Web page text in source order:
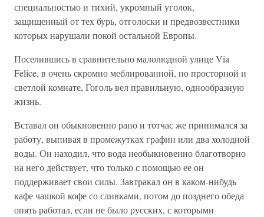
специальностью и тихий, укромный уголок,
защищенный от тех бурь, отголоски и предвозвестники
которых нарушали покой остальной Европы.
Поселившись в сравнительно малолюдной улице Via
Felice, в очень скромно меблированной, но просторной и
светлой комнате, Гоголь вел правильную, однообразную
жизнь.
Вставал он обыкновенно рано и тотчас же принимался за
работу, выпивая в промежутках графин или два холодной
воды. Он находил, что вода необыкновенно благотворно
на него действует, что только с помощью ее он
поддерживает свои силы. Завтракал он в каком-нибудь
кафе чашкой кофе со сливками, потом до позднего обеда
опять работал, если не было русских, с которыми